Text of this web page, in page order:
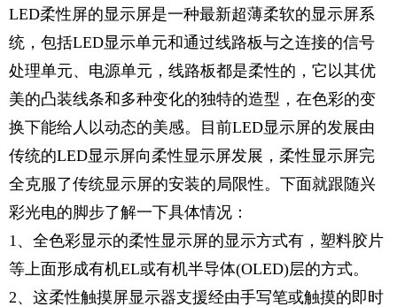
LED柔性屏的显示屏是一种最新超薄柔软的显示屏系
统，包括LED显示单元和通过线路板与之连接的信号
处理单元、电源单元，线路板都是柔性的，它以其优
美的凸装线条和多种变化的独特的造型，在色彩的变
换下能给人以动态的美感。目前LED显示屏的发展由
传统的LED显示屏向柔性显示屏发展，柔性显示屏完
全克服了传统显示屏的安装的局限性。下面就跟随兴
彩光电的脚步了解一下具体情况：
1、全色彩显示的柔性显示屏的显示方式有，塑料胶片
等上面形成有机EL或有机半导体(OLED)层的方式。
2、这柔性触摸屏显示器支援经由手写笔或触摸的即时